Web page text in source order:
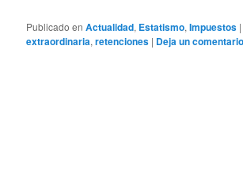
Publicado en Actualidad, Estatismo, Impuestos |
extraordinaria, retenciones | Deja un comentario